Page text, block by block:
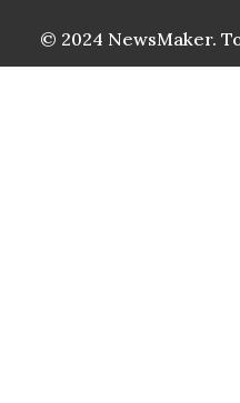
© 2024 NewsMaker.